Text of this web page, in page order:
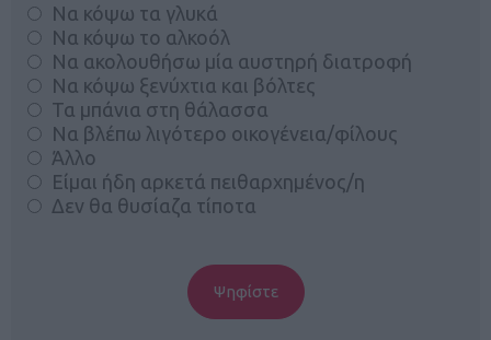
Να κόψω τα γλυκά
Να κόψω το αλκοόλ
Να ακολουθήσω μία αυστηρή διατροφή
Να κόψω ξενύχτια και βόλτες
Τα μπάνια στη θάλασσα
Να βλέπω λιγότερο οικογένεια/φίλους
Άλλο
Είμαι ήδη αρκετά πειθαρχημένος/η
Δεν θα θυσίαζα τίποτα